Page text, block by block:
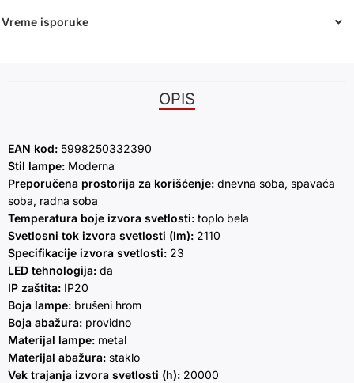
Vreme isporuke
OPIS
EAN kod: 5998250332390
Stil lampe: Moderna
Preporučena prostorija za korišćenje: dnevna soba, spavaća
soba, radna soba
Temperatura boje izvora svetlosti: toplo bela
Svetlosni tok izvora svetlosti (lm): 2110
Specifikacije izvora svetlosti: 23
LED tehnologija: da
IP zaštita: IP20
Boja lampe: brušeni hrom
Boja abažura: providno
Materijal lampe: metal
Materijal abažura: staklo
Vek trajanja izvora svetlosti (h): 20000